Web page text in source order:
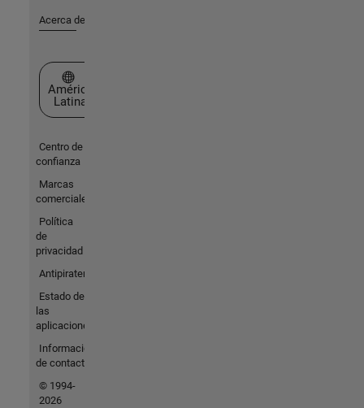
Acerca de MathWorks
Seleccione un país/idioma
América
Latina
Centro de
confianza
Marcas
comerciales
Política
de
privacidad
Antipiratería
Estado de
las
aplicaciones
Información
de contacto
© 1994-
2026